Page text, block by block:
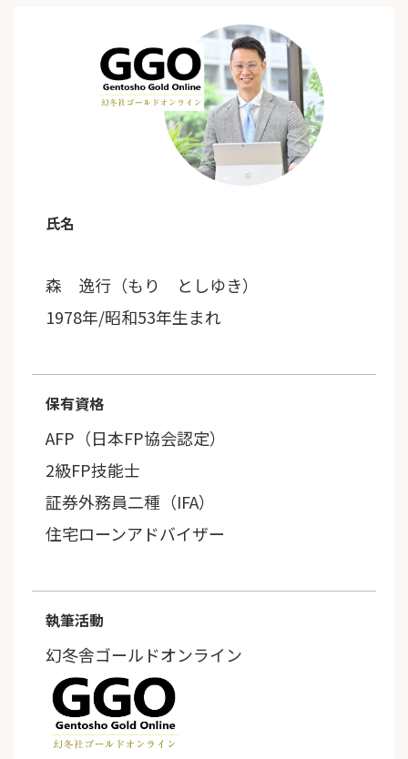
氏名
森 逸行（もり としゆき）
1978年/昭和53年生まれ
保有資格
AFP（日本FP協会認定）
2級FP技能士
証券外務員二種（IFA）
住宅ローンアドバイザー
執筆活動
幻冬舎ゴールドオンライン